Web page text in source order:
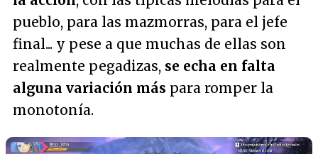
pueblo, para las mazmorras, para el jefe
final... y pese a que muchas de ellas son
realmente pegadizas, se echa en falta
alguna variación más para romper la
monotonía.